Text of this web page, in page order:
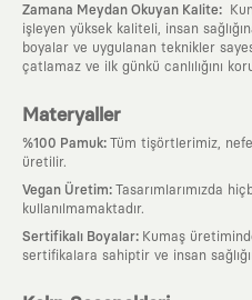
Zamana Meydan Okuyan Kalite:
işleyen yüksek kaliteli, insan
boyalar ve uygulanan teknikler
çatlamaz ve ilk günkü canlılığını
Materyaller
%100 Pamuk:
Tüm tişörtlerimiz,
üretilir.
Vegan Üretim:
Tasarımlarımızda
kullanılmamaktadır.
Sertifikalı Boyalar: Kumaş
sertifikalara sahiptir ve insan